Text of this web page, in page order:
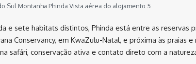
Sul Montanha Phinda Vista aérea do alojamento 5
e sete habitats distintos, Phinda está entre as reservas
Conservancy, em KwaZulu-Natal, e próxima às praias
safári, conservação ativa e contato direto com a